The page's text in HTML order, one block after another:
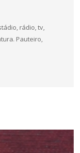
rádio, tv,
Pauteiro,